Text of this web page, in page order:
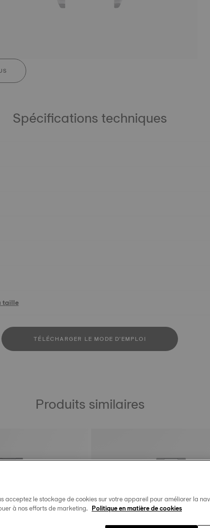
Spécifications techniques
taille
TÉLÉCHARGER LE MODE D'EMPLOI
Produits similaires
acceptez le stockage de cookies sur votre appareil pour améliorer la
à nos efforts de marketing. Politique en matière de cookies